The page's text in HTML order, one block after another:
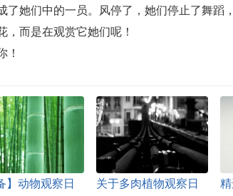
了她们中的一员。风停了，她们停止了舞蹈
，而是在观赏它她们呢！
！
】动物观察日 关于多肉植物观察日